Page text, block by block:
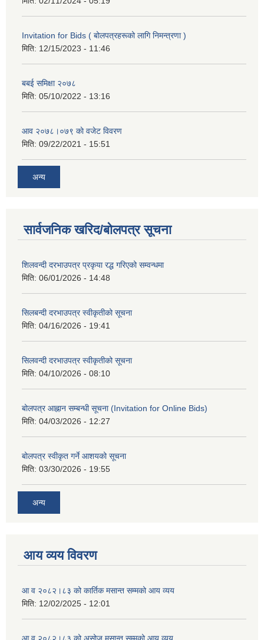
Invitation for Bids ( बोलपत्रहरूको लागि निमन्त्रणा )
मिति: 12/15/2023 - 11:46
बबई समिक्षा २०७८
मिति: 05/10/2022 - 13:16
आव २०७८।०७९ काे वजेट विवरण
मिति: 09/22/2021 - 15:51
अन्य
सार्वजनिक खरिद/बोलपत्र सूचना
शिलवन्दी दरभाउपत्र प्रकृया रद्ध गरिएको सम्वन्धमा
मिति: 06/01/2026 - 14:48
सिलबन्दी दरभाउपत्र स्वीकृतीको सूचना
मिति: 04/16/2026 - 19:41
सिलवन्दी दरभाउपत्र स्वीकृतीको सूचना
मिति: 04/10/2026 - 08:10
बोलपत्र आह्नान सम्बन्धी सूचना (Invitation for Online Bids)
मिति: 04/03/2026 - 12:27
बोलपत्र स्वीकृत गर्ने आशयको सूचना
मिति: 03/30/2026 - 19:55
अन्य
आय व्यय विवरण
आ व २०८२।८३ को कार्तिक मसान्त सम्मको आय व्यय
मिति: 12/02/2025 - 12:01
आ व २०८२।८३ को असोज मसान्त सम्मको आय व्यय